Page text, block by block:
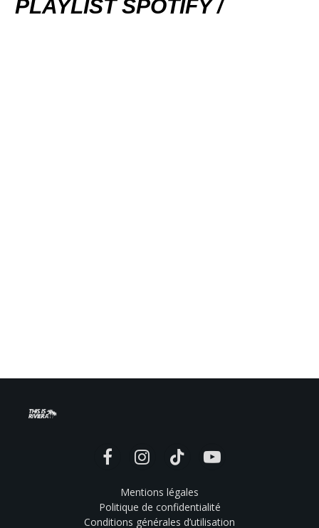
PLAYLIST SPOTIFY /
FacebookInstagramTikTok YouTube
Mentions légales
Politique de confidentialité
Conditions générales d’utilisation